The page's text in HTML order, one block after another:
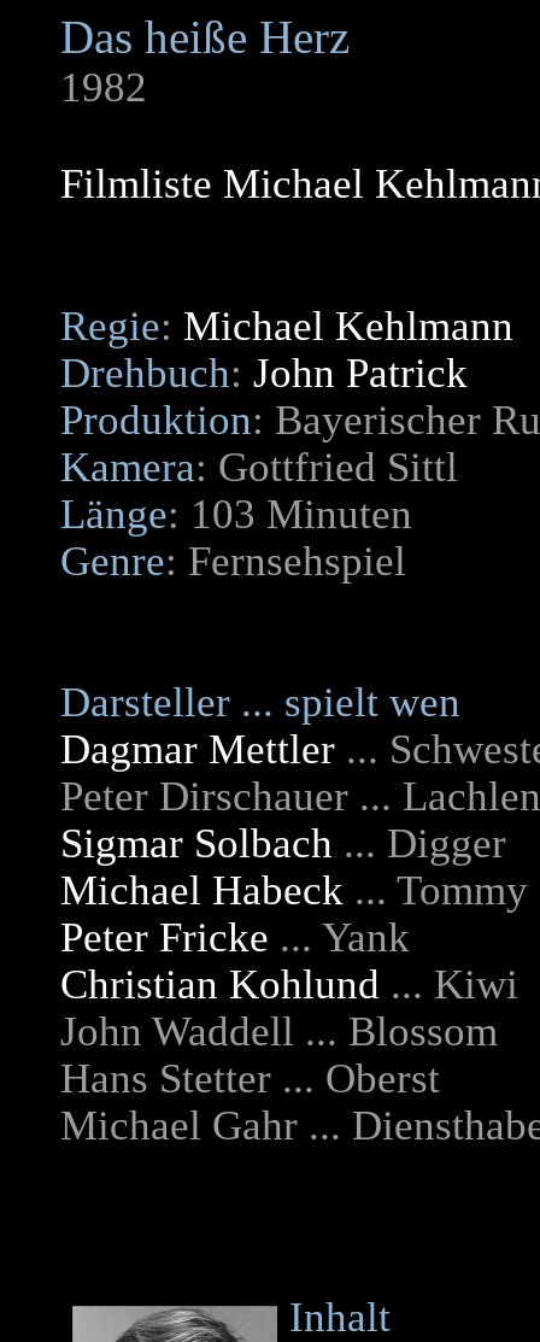
Das heiße Herz
1982
Filmliste Michael
Regie: Michael Kehlmann
Drehbuch: John Patrick
Produktion: Bayerischer
Kamera: Gottfried Sittl
Länge: 103 Minuten
Genre: Fernsehspiel
Darsteller ... spielt wen
Dagmar Mettler ...
Peter Dirschauer ...
Sigmar Solbach ... Digger
Michael Habeck ... Tommy
Peter Fricke ... Yank
Christian Kohlund ... Kiwi
John Waddell ... Blossom
Hans Stetter ... Oberst
Michael Gahr ...
Inhalt